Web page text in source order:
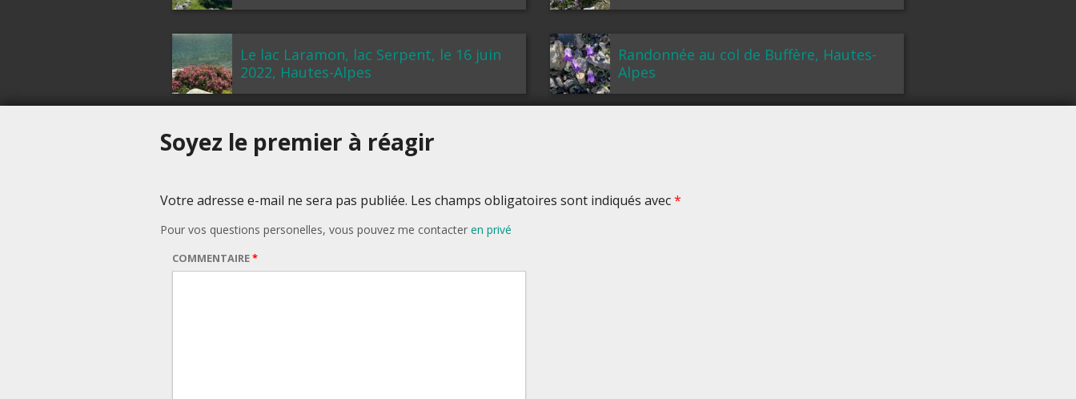
Le lac Laramon, lac Serpent, le 16 juin
2022, Hautes-Alpes
Randonnée au col de Buffère, Hautes-
Alpes
Soyez le premier à réagir
Votre adresse e-mail ne sera pas publiée. Les champs obligatoires sont indiqués avec*
Pour vos questions personelles, vous pouvez me contacter en privé
COMMENTAIRE*